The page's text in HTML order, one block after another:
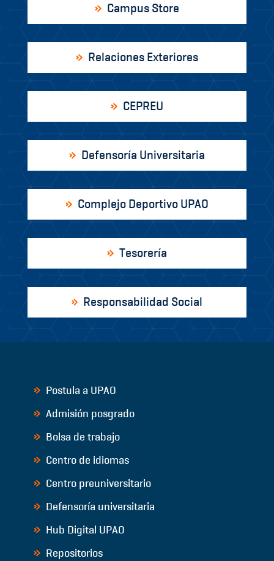
Campus Store
Relaciones Exteriores
CEPREU
Defensoría Universitaria
Complejo Deportivo UPAO
Tesorería
Responsabilidad Social
Postula a UPAO
Admisión posgrado
Bolsa de trabajo
Centro de idiomas
Centro preuniversitario
Defensoría universitaria
Hub Digital UPAO
Repositorios